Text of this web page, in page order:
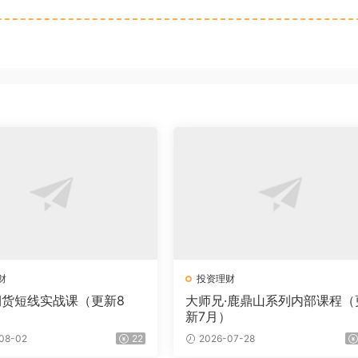
短线实战课（更新8
02 22
投资理财
大师兄·鹿鼎山系列内部课程
新7月）
2026-07-28